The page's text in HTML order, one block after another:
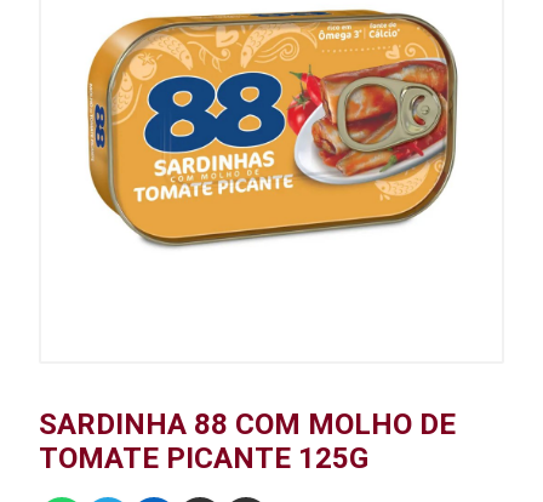
SARDINHA 88 COM MOLHO DE
TOMATE PICANTE 125G